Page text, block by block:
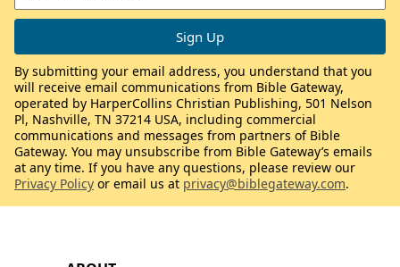
By submitting your email address, you understand that you
will receive email communications from Bible Gateway,
operated by HarperCollins Christian Publishing, 501 Nelson
Pl, Nashville, TN 37214 USA, including commercial
communications and messages from partners of Bible
Gateway. You may unsubscribe from Bible Gateway’s emails
at any time. If you have any questions, please review our
Privacy Policy or email us at privacy@biblegateway.com.